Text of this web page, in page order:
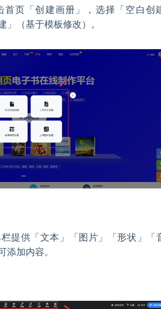
首页「创建画册」，选择「空白创
」（基于模板修改）。
提供「文本」「图片」「形状」「
添加内容。